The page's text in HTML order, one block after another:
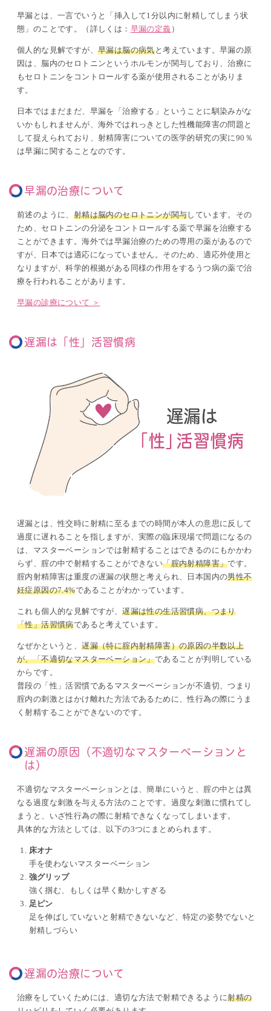
早漏とは、一言でいうと「挿入して1分以内に射精してしまう状
態」のことです。（詳しくは： 早漏の定義 ）
個人的な見解ですが、 早漏は脳の病気と考えています。早漏の原
因は、脳内のセロトニンというホルモンが関与しており、治療に
もセロトニンをコントロールする薬が使用されることがありま
す。
日本ではまだまだ、早漏を「治療する」ということに馴染みがな
いかもしれませんが、海外ではれっきとした性機能障害の問題と
して捉えられており、射精障害についての医学的研究の実に90 ％
は早漏に関することなのです。
早漏の治療について
前述のように、 射精は脳内のセロトニンが関与しています。その
ため、セロトニンの分泌をコントロールする薬で早漏を治療する
ことができます。海外では早漏治療のための専用の薬があるので
すが、日本では適応になっていません。そのため、適応外使用と
なりますが、科学的根拠がある同様の作用をするうつ病の薬で治
療を行われることがあります。
早漏の診療について ＞
遅漏は「性」活習慣病
遅漏とは、性交時に射精に至るまでの時間が本人の意思に反して
過度に遅れることを指しますが、実際の臨床現場で問題になるの
は、マスターベーションでは射精することはできるのにもかかわ
らず、腟の中で射精することができない「腟内射精障害」です。
腟内射精障害は重度の遅漏の状態と考えられ、日本国内の男性不
妊症原因の7.4%であることがわかっています。
これも個人的な見解ですが、遅漏は性の生活習慣病、つまり
「性」活習慣病であると考えています。
なぜかというと、遅漏（特に腟内射精障害）の原因の半数以上
が、「不適切なマスターベーション」であることが判明している
からです。
普段の「性」活習慣であるマスターベーションが不適切、つまり
腟内の刺激とはかけ離れた方法であるために、性行為の際にうま
く射精することができないのです。
遅漏の原因（不適切なマスターベーションと
は）
不適切なマスターベーションとは、簡単にいうと、腟の中とは異
なる過度な刺激を与える方法のことです。過度な刺激に慣れてし
まうと、いざ性行為の際に射精できなくなってしまいます。
具体的な方法としては、以下の3つにまとめられます。
床オナ
手を使わないマスターベーション
強グリップ
強く掴む、もしくは早く動かしすぎる
足ピン
足を伸ばしていないと射精できないなど、特定の姿勢でないと
射精しづらい
遅漏の治療について
治療をしていくためには、適切な方法で射精できるように射精の